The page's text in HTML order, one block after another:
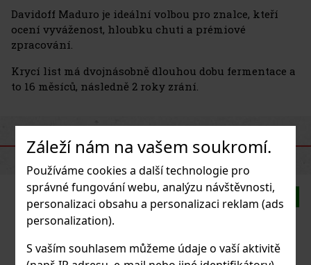
Záleží nám na vašem soukromí.
Používáme cookies a další technologie pro
správné fungování webu, analýzu návštěvnosti,
personalizaci obsahu a personalizaci reklam (ads
personalization).
S vaším souhlasem můžeme údaje o vaší aktivitě
Davidoff Maduro je ideální volbou pro znalce, kteří
ocení vyváženost, hloubku chuti a prémiové
zpracování.
Krycí list má dvojnásobně dlouhou dobu fermentace a
to 16 měsíců, následně 2 roky zrání.
PODOBNÉ PRODUKTY
Novinka